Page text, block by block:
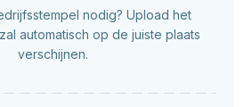
nodig? Upload het
automatisch op de juiste plaats
verschijnen.